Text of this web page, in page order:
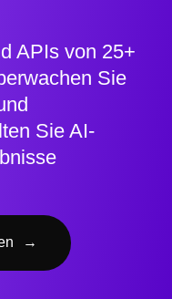
APIs von 25+
Sie
Sie AI-
→